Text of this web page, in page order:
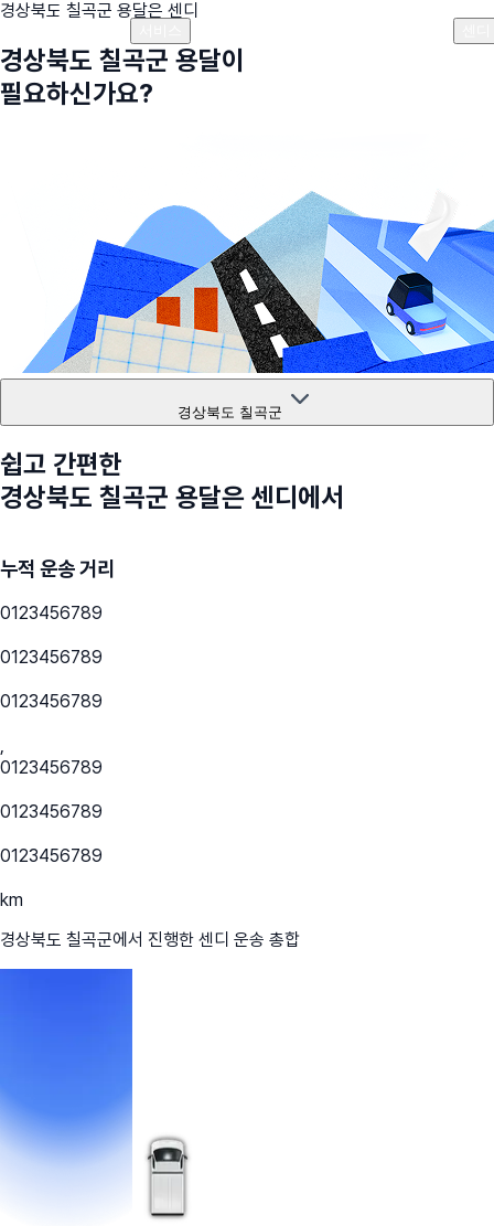
경상북도 칠곡군 용달은 센디
경상북도 칠곡군 용달이
필요하신가요?
경상북도 칠곡군
쉽고 간편한
경상북도 칠곡군 용달은 센디에서
누적 운송 거리
0123456789
0123456789
0123456789
,
0123456789
0123456789
0123456789
km
경상북도 칠곡군에서 진행한 센디 운송 총합